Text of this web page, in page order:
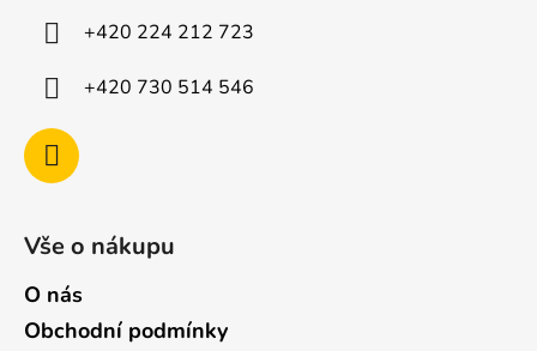
+420 224 212 723
+420 730 514 546
Vše o nákupu
O nás
Obchodní podmínky